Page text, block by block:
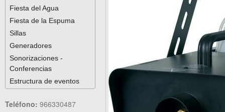
Fiesta del Agua
Fiesta de la Espuma
Sillas
Generadores
Sonorizaciones -
Conferencias
Estructura de eventos
Teléfono: 966330487